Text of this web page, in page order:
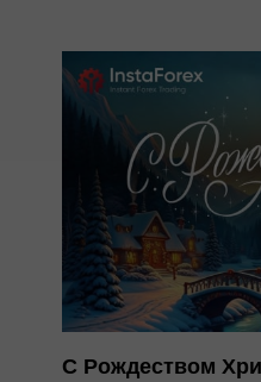
С Рождеством